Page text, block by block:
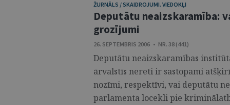
ŽURNĀLS / SKAIDROJUMI. VIEDOKĻI
Deputātu neaizskaramība:
grozījumi
26. SEPTEMBRIS 2006 • NR. 38 (441)
Deputātu neaizskaramības
ārvalstīs nereti ir sastopami
nozīmi, respektīvi, vai deputātu
parlamenta locekli pie